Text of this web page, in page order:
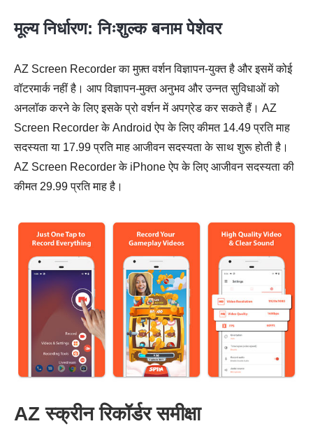
मूल्य निर्धारण: निःशुल्क बनाम पेशेवर
AZ Screen Recorder का मुफ़्त वर्शन विज्ञापन-युक्त है और इसमें कोई
वॉटरमार्क नहीं है। आप विज्ञापन-मुक्त अनुभव और उन्नत सुविधाओं को
अनलॉक करने के लिए इसके प्रो वर्शन में अपग्रेड कर सकते हैं। AZ
Screen Recorder के Android ऐप के लिए कीमत 14.49 प्रति माह
सदस्यता या 17.99 प्रति माह आजीवन सदस्यता के साथ शुरू होती है।
AZ Screen Recorder के iPhone ऐप के लिए आजीवन सदस्यता की
कीमत 29.99 प्रति माह है।
AZ स्क्रीन रिकॉर्डर समीक्षा